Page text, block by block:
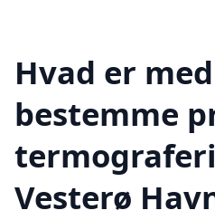
Hvad er
bestemme
Vesterø